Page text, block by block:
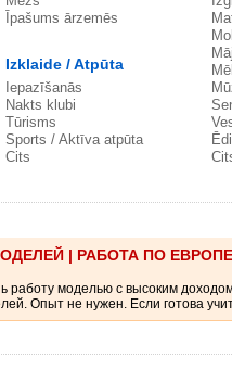
Īpašums ārzemēs
Izklaide / Atpūta
Iepazīšanās
Nakts klubi
Tūrisms
Sports / Aktīva atpūta
Cits
| РАБОТА ПО ЕВРОПЕ
работу моделью с высоким
Опыт не нужен. Если готова